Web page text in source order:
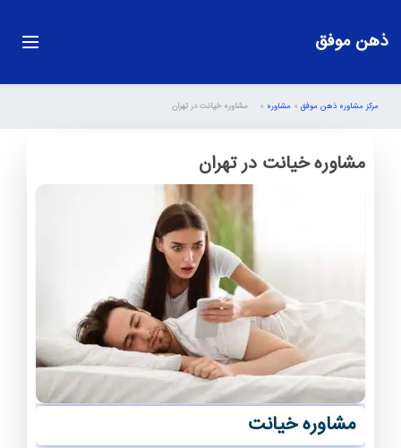
ذهن موفق
مرکز مشاوره ذهن موفق » مشاوره » مشاوره خیانت در تهران
مشاوره خیانت در تهران
مشاوره خیانت